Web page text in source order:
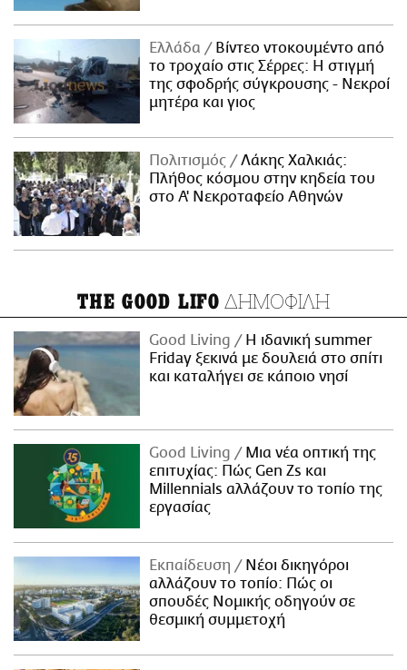
Ελλάδα
Βίντεο ντοκουμέντο από
το τροχαίο στις Σέρρες: Η στιγμή
της σφοδρής σύγκρουσης - Νεκροί
μητέρα και γιος
Πολιτισμός
Λάκης Χαλκιάς:
Πλήθος κόσμου στην κηδεία του
στο Α' Νεκροταφείο Αθηνών
THE GOOD LIFO ΔΗΜΟΦΙΛΗ
Good Living
Η ιδανική summer
Friday ξεκινά με δουλειά στο σπίτι
και καταλήγει σε κάποιο νησί
Good Living
Μια νέα οπτική της
επιτυχίας: Πώς Gen Zs και
Millennials αλλάζουν το τοπίο της
εργασίας
Εκπαίδευση
Νέοι δικηγόροι
αλλάζουν το τοπίο: Πώς οι
σπουδές Νομικής οδηγούν σε
θεσμική συμμετοχή